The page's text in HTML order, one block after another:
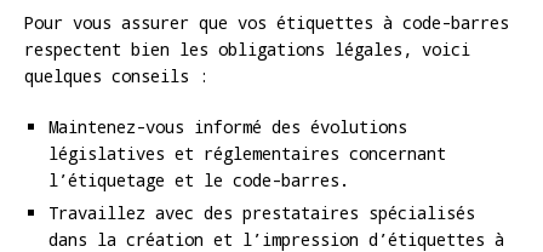
Pour vous assurer que vos étiquettes à code-barres
respectent bien les obligations légales, voici
quelques conseils :
Maintenez-vous informé des évolutions
législatives et réglementaires concernant
l’étiquetage et le code-barres.
Travaillez avec des prestataires spécialisés
dans la création et l’impression d’étiquettes à